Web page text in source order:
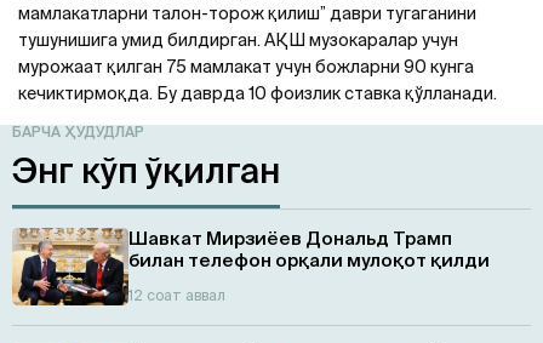
мамлакатларни талон-торож қилиш” даври тугаганини
тушунишига умид билдирган. АҚШ музокаралар учун
мурожаат қилган 75 мамлакат учун божларни 90 кунга
кечиктирмоқда. Бу даврда 10 фоизлик ставка қўлланади.
БАРЧА ҲУДУДЛАР
Энг кўп ўқилган
Шавкат Мирзиёев Дональд Трамп
билан телефон орқали мулоқот қилди
12 соат аввал